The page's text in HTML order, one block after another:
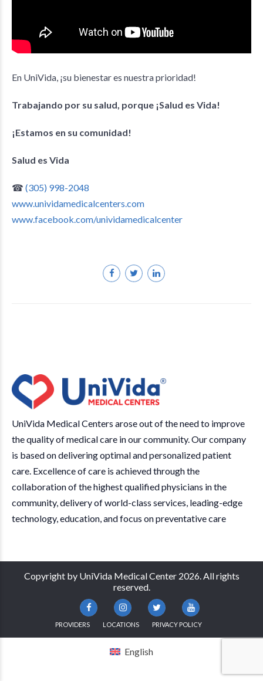
En UniVida, ¡su bienestar es nuestra prioridad!
Trabajando por su salud, porque ¡Salud es Vida!
¡Estamos en su comunidad!
Salud es Vida
☎ (305) 998-2048
www.unividamedicalcenters.com
www.facebook.com/unividamedicalcenter
UniVida Medical Centers arose out of the need to improve
the quality of medical care in our community. Our company
is based on delivering optimal and personalized patient
care. Excellence of care is achieved through the
collaboration of the highest qualified physicians in the
community, delivery of world-class services, leading-edge
technology, education, and focus on preventative care
Copyright by UniVida Medical Center 2026. All rights
reserved.
PROVIDERS LOCATIONS PRIVACY POLICY
English